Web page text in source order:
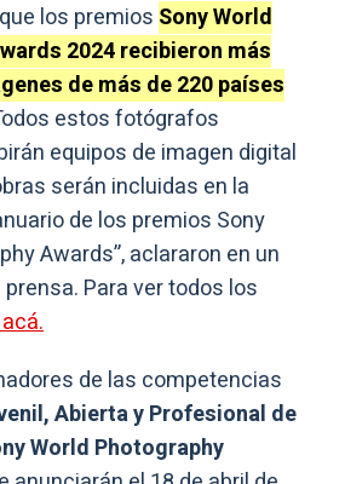
los premios Sony World
2024 recibieron más
de más de 220 países
estos fotógrafos
equipos de imagen digital
serán incluidas en la
de los premios Sony
Awards”, aclararon en un
Para ver todos los
de las competencias
Abierta y Profesional de
World Photography